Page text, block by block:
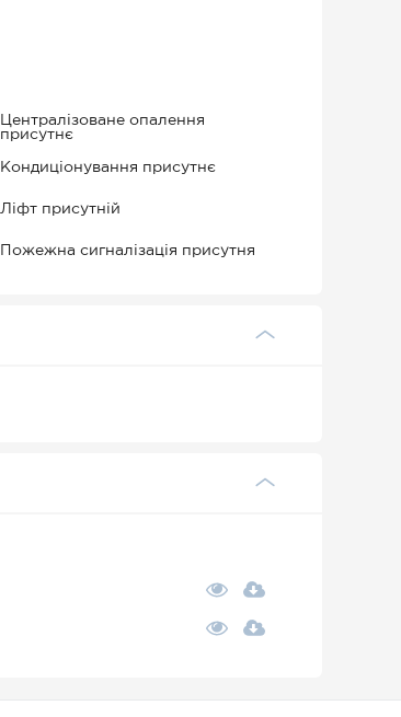
Централізоване опалення
присутнє
Кондиціонування присутнє
Ліфт присутній
Пожежна сигналізація присутня